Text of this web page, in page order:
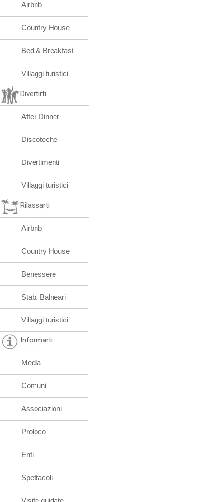
Airbnb
Country House
Bed & Breakfast
Villaggi turistici
Divertirti
After Dinner
Discoteche
Divertimenti
Villaggi turistici
Rilassarti
Airbnb
Country House
Benessere
Stab. Balneari
Villaggi turistici
Informarti
Media
Comuni
Associazioni
Proloco
Enti
Spettacoli
Visite guidate